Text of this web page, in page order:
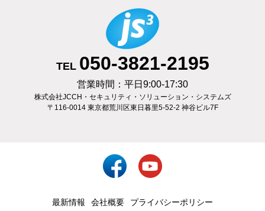
TEL 050-3821-2195
営業時間：平日9:00-17:30
株式会社JCCH・セキュリティ・ソリューション・システムズ
〒116-0014 東京都荒川区東日暮里5-52-2 神谷ビル7F
最新情報 会社概要 プライバシーポリシー